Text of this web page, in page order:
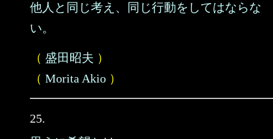
他人と同じ考え、同じ行動をしてはならな
い。
（ 盛田昭夫 ）
（ Morita Akio ）
25.